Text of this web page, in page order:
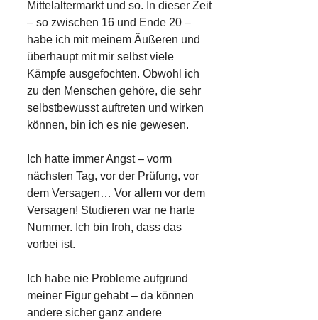
Mittelaltermarkt und so. In dieser Zeit
– so zwischen 16 und Ende 20 –
habe ich mit meinem Äußeren und
überhaupt mit mir selbst viele
Kämpfe ausgefochten. Obwohl ich
zu den Menschen gehöre, die sehr
selbstbewusst auftreten und wirken
können, bin ich es nie gewesen.
Ich hatte immer Angst – vorm
nächsten Tag, vor der Prüfung, vor
dem Versagen… Vor allem vor dem
Versagen! Studieren war ne harte
Nummer. Ich bin froh, dass das
vorbei ist.
Ich habe nie Probleme aufgrund
meiner Figur gehabt – da können
andere sicher ganz andere